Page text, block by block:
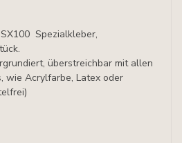
Spezialkleber,
überstreichbar mit allen
wie Acrylfarbe, Latex oder